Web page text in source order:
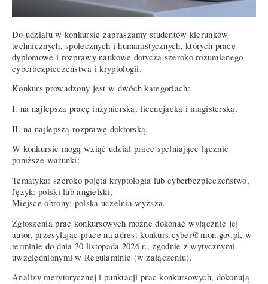
Do udziału w konkursie zapraszamy studentów kierunków
technicznych, społecznych i humanistycznych, których prace
dyplomowe i rozprawy naukowe dotyczą szeroko rozumianego
cyberbezpieczeństwa i kryptologii.
Konkurs prowadzony jest w dwóch kategoriach:
I. na najlepszą pracę inżynierską, licencjacką i magisterską,
II. na najlepszą rozprawę doktorską.
W konkursie mogą wziąć udział prace spełniające łącznie
poniższe warunki:
Tematyka: szeroko pojęta kryptologia lub cyberbezpieczeństwo,
Język: polski lub angielski,
Miejsce obrony: polska uczelnia wyższa.
Zgłoszenia prac konkursowych możne dokonać wyłącznie jej
autor, przesyłając prace na adres: konkurs.cyber@mon.gov.pl, w
terminie do dnia 30 listopada 2026 r., zgodnie z wytycznymi
uwzględnionymi w Regulaminie (w załączeniu).
Analizy merytorycznej i punktacji prac konkursowych, dokonują